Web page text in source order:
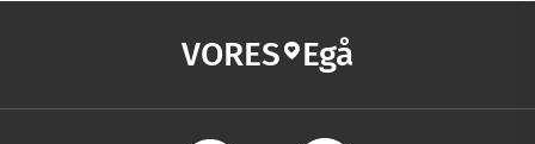
VORES Egå